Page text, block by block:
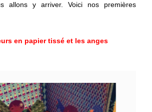
allons y arriver. Voici nos premières
en papier tissé et les anges